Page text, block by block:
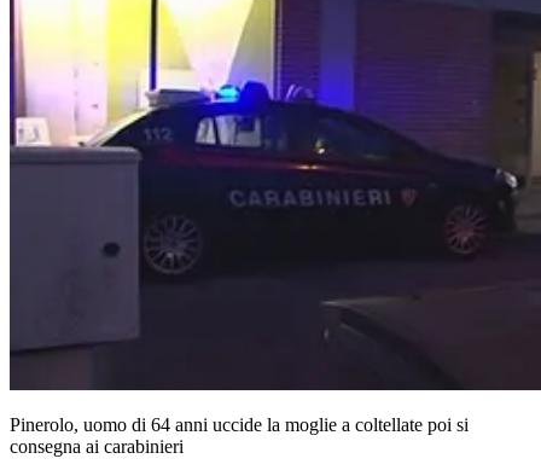
Pinerolo, uomo di 64 anni uccide la moglie a coltellate poi si
consegna ai carabinieri